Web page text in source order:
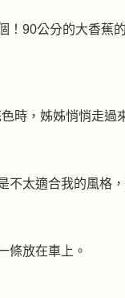
！90公分的大香蕉
時，姊姊悄悄走過
不太適合我的風格，
條放在車上。